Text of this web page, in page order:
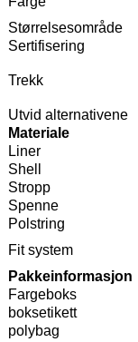
Størrelsesområde
Sertifisering
Trekk
Utvid alternativene
Materiale
Liner
Shell
Stropp
Spenne
Polstring
Fit system
Pakkeinformasjon
Fargeboks
boksetikett
polybag